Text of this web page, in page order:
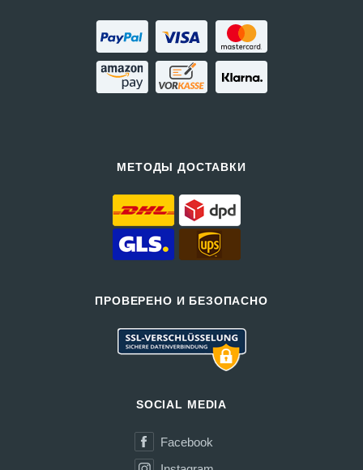
МЕТОДЫ ДОСТАВКИ
ПРОВЕРЕНО И БЕЗОПАСНО
SOCIAL MEDIA
Facebook